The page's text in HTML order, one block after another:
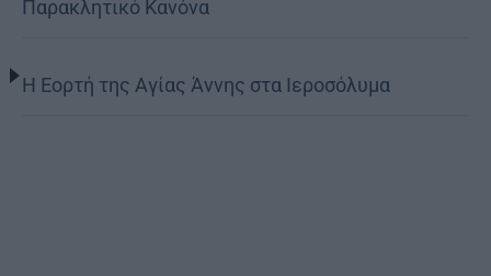
Παρακλητικό Κανόνα
Η Εορτή της Αγίας Άννης στα Ιεροσόλυμα